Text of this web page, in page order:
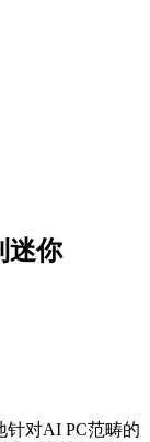
迷你
对AI PC范畴的